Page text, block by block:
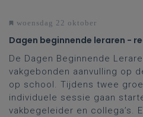
woensdag 22 oktober
Dagen beginnende leraren -
De Dagen Beginnende
vakgebonden aanvulling op
op school. Tijdens twee
individuele sessie gaan
vakbegeleider en collega’s.